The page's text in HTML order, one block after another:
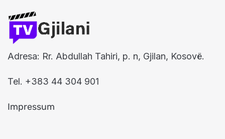
Adresa: Rr. Abdullah Tahiri, p. n, Gjilan, Kosovë.
Tel. +383 44 304 901
Impressum